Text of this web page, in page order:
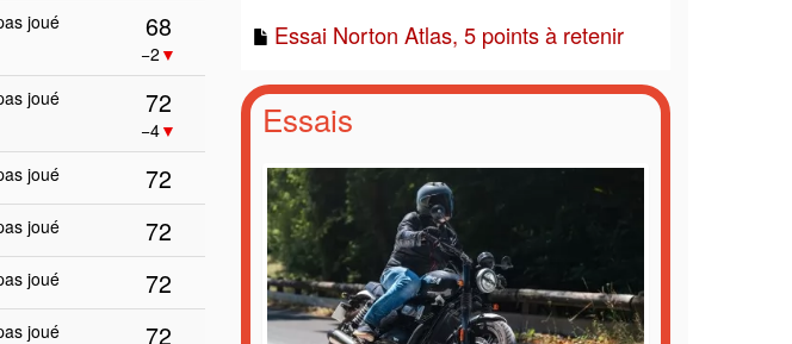
joué 68
−2 ▼
joué 72
−4▼
joué 72
joué 72
joué 72
joué 72
Essai Norton Atlas, 5 points à retenir
Essais